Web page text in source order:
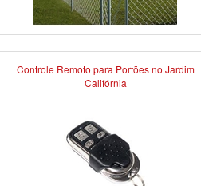
Controle Remoto para Portões no Jardim
Califórnia